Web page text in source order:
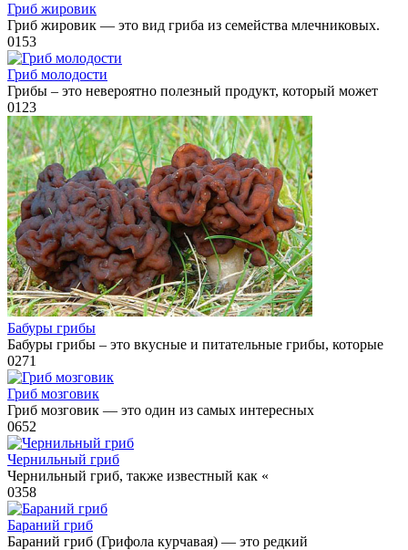
Гриб жировик
Гриб жировик — это вид гриба из семейства млечниковых.
0153
Гриб молодости
Грибы – это невероятно полезный продукт, который может
0123
Бабуры грибы
Бабуры грибы – это вкусные и питательные грибы, которые
0271
Гриб мозговик
Гриб мозговик — это один из самых интересных
0652
Чернильный гриб
Чернильный гриб, также известный как «
0358
Бараний гриб
Бараний гриб (Грифола курчавая) — это редкий